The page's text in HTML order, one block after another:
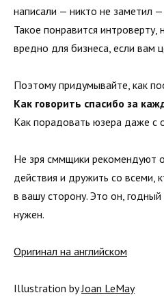
написали — никто не заметил
Такое понравится
вредно для бизнеса, если вам
Поэтому придумывайте, как
Как говорить спасибо за
Как порадовать юзера даже с
Не зря сммщики рекомендуют
действия и дружить со всеми,
в вашу сторону. Это он,
нужен.
Оригинал на английском
Illustration byJoan LeMay